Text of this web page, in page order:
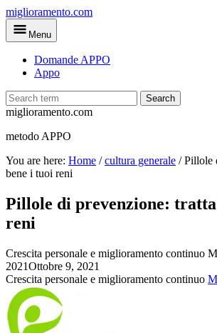
Skip
to
main
miglioramento.com
Menu
Domande APPO
Appo
Search
miglioramento.com
metodo APPO
You are here: Home /cultura generale /Pillole
bene i tuoi reni
Pillole di prevenzione:
reni
Crescita personale e miglioramento continuo
2021Ottobre 9, 2021
Crescita personale e miglioramento continuo